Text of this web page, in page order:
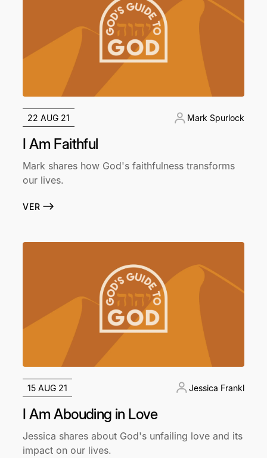
22 AUG 21 Mark Spurlock
I Am Faithful
Mark shares how God's faithfulness transforms
our lives.
VER
15 AUG 21 Jessica Frankl
I Am Abouding in Love
Jessica shares about God's unfailing love and its
impact on our lives.